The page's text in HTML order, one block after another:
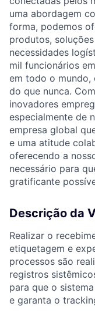
uma abordagem
forma, podemos
produtos,
necessidades
mil funcionários
em todo o mundo,
do que nunca.
inovadores
especialmente de
empresa global
e uma atitude
oferecendo a
necessário para
gratificante
Descrição da
Realizar o
etiquetagem e
processos são
registros
para que o
e garanta o